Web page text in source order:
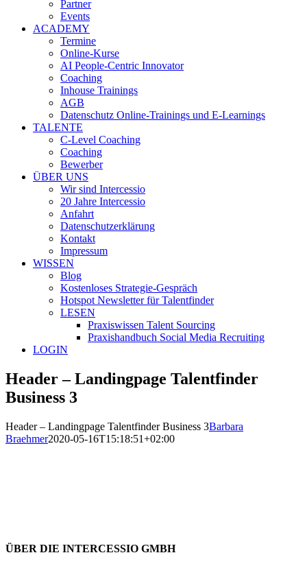
Partner
Events
ACADEMY
Termine
Online-Kurse
AI People-Centric Innovator
Coaching
Inhouse Trainings
AGB
Datenschutz Online-Trainings und E-Learnings
TALENTE
C-Level Coaching
Coaching
Bewerber
ÜBER UNS
Wir sind Intercessio
20 Jahre Intercessio
Anfahrt
Datenschutzerklärung
Kontakt
Impressum
WISSEN
Blog
Kostenloses Strategie-Gespräch
Hotspot Newsletter für Talentfinder
LESEN
Praxiswissen Talent Sourcing
Praxishandbuch Social Media Recruiting
LOGIN
Header – Landingpage Talentfinder
Business 3
Header – Landingpage Talentfinder Business 3Barbara
Braehmer2020-05-16T15:18:51+02:00
ÜBER DIE INTERCESSIO GMBH